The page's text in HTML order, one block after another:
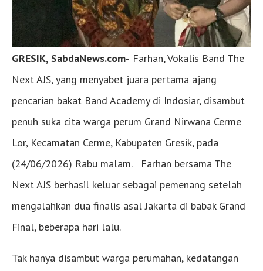
GRESIK, SabdaNews.com- Farhan, Vokalis Band The
Next AJS, yang menyabet juara pertama ajang
pencarian bakat Band Academy di Indosiar, disambut
penuh suka cita warga perum Grand Nirwana Cerme
Lor, Kecamatan Cerme, Kabupaten Gresik, pada
(24/06/2026) Rabu malam. Farhan bersama The
Next AJS berhasil keluar sebagai pemenang setelah
mengalahkan dua finalis asal Jakarta di babak Grand
Final, beberapa hari lalu.
Tak hanya disambut warga perumahan, kedatangan